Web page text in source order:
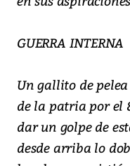
GUERRA INTERNA
Un gallito de
de la patria por el
dar un golpe de
desde arriba lo